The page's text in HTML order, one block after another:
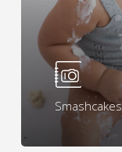
Smashcakes